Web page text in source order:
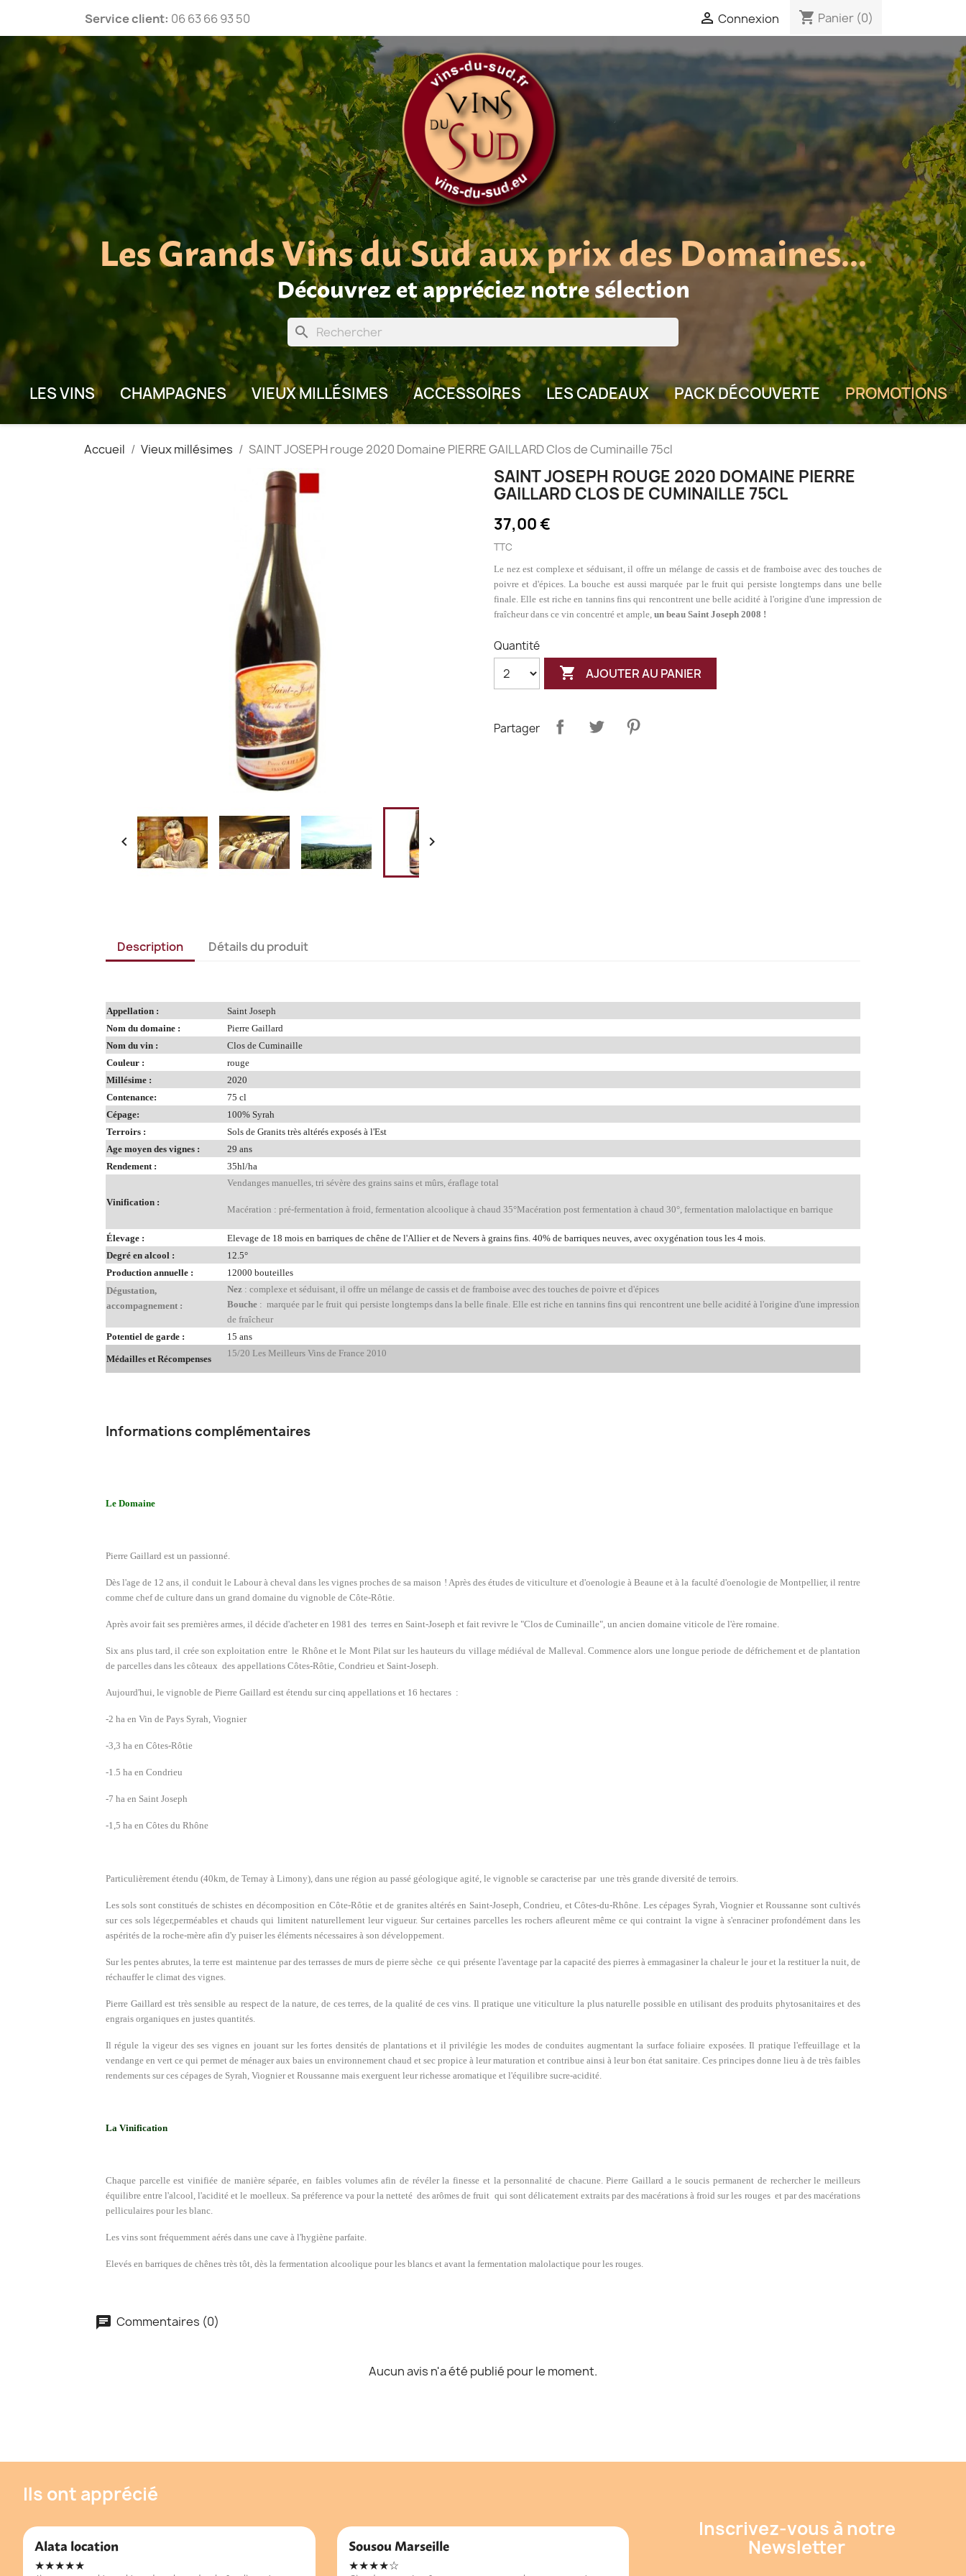
Service client: 06 63 66 93 50  Connexion shopping_cart Panier (0)
Les Grands Vins du Sud aux prix des Domaines...
Découvrez et appréciez notre sélection
search
LES VINS CHAMPAGNES VIEUX MILLÉSIMES ACCESSOIRES LES CADEAUX PACK DÉCOUVERTE PROMOTIONS
Accueil Vieux millésimes SAINT JOSEPH rouge 2020 Domaine PIERRE GAILLARD Clos de Cuminaille 75cl
 
SAINT JOSEPH ROUGE 2020 DOMAINE PIERRE
GAILLARD CLOS DE CUMINAILLE 75CL
37,00 €
TTC
Le nez est complexe et séduisant, il offre un mélange de cassis et de framboise avec des touches de
poivre et d'épices. La bouche est aussi marquée par le fruit qui persiste longtemps dans une belle
finale. Elle est riche en tannins fins qui rencontrent une belle acidité à l'origine d'une impression de
fraîcheur dans ce vin concentré et ample, un beau Saint Joseph 2008 !
Quantité
 AJOUTER AU PANIER
Partager
Description Détails du produit
Appellation :
Saint Joseph
Nom du domaine :
Pierre Gaillard
Nom du vin :
Clos de Cuminaille
Couleur :
rouge
Millésime :
2020
Contenance:
75 cl
Cépage:
100% Syrah
Terroirs :
Sols de Granits très altérés exposés à l'Est
Age moyen des vignes :
29 ans
Rendement :
35hl/ha
Vinification :
Vendanges manuelles, tri sévère des grains sains et mûrs, éraflage total
Macération : pré-fermentation à froid, fermentation alcoolique à chaud 35°Macération post fermentation à chaud 30°, fermentation malolactique en barrique
Élevage :
Elevage de 18 mois en barriques de chêne de l'Allier et de Nevers à grains fins. 40% de barriques neuves, avec oxygénation tous les 4 mois.
Degré en alcool :
12.5°
Production annuelle :
12000 bouteilles
Dégustation,
accompagnement :
Nez : complexe et séduisant, il offre un mélange de cassis et de framboise avec des touches de poivre et d'épices
Bouche : marquée par le fruit qui persiste longtemps dans la belle finale. Elle est riche en tannins fins qui rencontrent une belle acidité à l'origine d'une impression
de fraîcheur
Potentiel de garde :
15 ans
Médailles et Récompenses
15/20 Les Meilleurs Vins de France 2010
Informations complémentaires
Le Domaine
Pierre Gaillard est un passionné.
Dès l'age de 12 ans, il conduit le Labour à cheval dans les vignes proches de sa maison ! Après des études de viticulture et d'oenologie à Beaune et à la faculté d'oenologie de Montpellier, il rentre
comme chef de culture dans un grand domaine du vignoble de Côte-Rôtie.
Après avoir fait ses premières armes, il décide d'acheter en 1981 des terres en Saint-Joseph et fait revivre le "Clos de Cuminaille", un ancien domaine viticole de l'ère romaine.
Six ans plus tard, il crée son exploitation entre le Rhône et le Mont Pilat sur les hauteurs du village médiéval de Malleval. Commence alors une longue periode de défrichement et de plantation
de parcelles dans les côteaux des appellations Côtes-Rôtie, Condrieu et Saint-Joseph.
Aujourd'hui, le vignoble de Pierre Gaillard est étendu sur cinq appellations et 16 hectares :
-2 ha en Vin de Pays Syrah, Viognier
-3,3 ha en Côtes-Rôtie
-1.5 ha en Condrieu
-7 ha en Saint Joseph
-1,5 ha en Côtes du Rhône
Particulièrement étendu (40km, de Ternay à Limony), dans une région au passé géologique agité, le vignoble se caracterise par une très grande diversité de terroirs.
Les sols sont constitués de schistes en décomposition en Côte-Rôtie et de granites altérés en Saint-Joseph, Condrieu, et Côtes-du-Rhône. Les cépages Syrah, Viognier et Roussanne sont cultivés
sur ces sols léger,perméables et chauds qui limitent naturellement leur vigueur. Sur certaines parcelles les rochers afleurent même ce qui contraint la vigne à s'enraciner profondément dans les
aspérités de la roche-mère afin d'y puiser les éléments nécessaires à son développement.
Sur les pentes abrutes, la terre est maintenue par des terrasses de murs de pierre sèche ce qui présente l'aventage par la capacité des pierres à emmagasiner la chaleur le jour et la restituer la nuit, de
réchauffer le climat des vignes.
Pierre Gaillard est très sensible au respect de la nature, de ces terres, de la qualité de ces vins. Il pratique une viticulture la plus naturelle possible en utilisant des produits phytosanitaires et des
engrais organiques en justes quantités.
Il régule la vigeur des ses vignes en jouant sur les fortes densités de plantations et il privilégie les modes de conduites augmentant la surface foliaire exposées. Il pratique l'effeuillage et la
vendange en vert ce qui permet de ménager aux baies un environnement chaud et sec propice à leur maturation et contribue ainsi à leur bon état sanitaire. Ces principes donne lieu à de très faibles
rendements sur ces cépages de Syrah, Viognier et Roussanne mais exerguent leur richesse aromatique et l'équilibre sucre-acidité.
La Vinification
Chaque parcelle est vinifiée de manière séparée, en faibles volumes afin de révéler la finesse et la personnalité de chacune. Pierre Gaillard a le soucis permanent de rechercher le meilleurs
équilibre entre l'alcool, l'acidité et le moelleux. Sa préference va pour la netteté des arômes de fruit qui sont délicatement extraits par des macérations à froid sur les rouges et par des macérations
pelliculaires pour les blanc.
Les vins sont fréquemment aérés dans une cave à l'hygiène parfaite.
Elevés en barriques de chênes très tôt, dès la fermentation alcoolique pour les blancs et avant la fermentation malolactique pour les rouges.
Commentaires (0)
Aucun avis n'a été publié pour le moment.
Ils ont apprécié
Alata location
★★★★★
Sousou Marseille
★★★★☆
Inscrivez-vous à notre
Newsletter